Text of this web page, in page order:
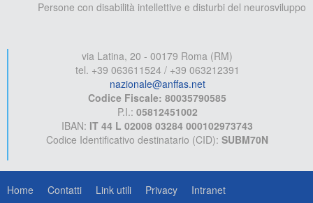
Persone con disabilità intellettive e disturbi del neurosviluppo
via Latina, 20 - 00179 Roma (RM)
tel. +39 063611524 / +39 063212391
nazionale@anffas.net
Codice Fiscale: 80035790585
P.I.: 05812451002
IBAN: IT 44 L 02008 03284 000102973743
Codice Identificativo destinatario (CID): SUBM70N
Home Contatti Link utili Privacy Intranet